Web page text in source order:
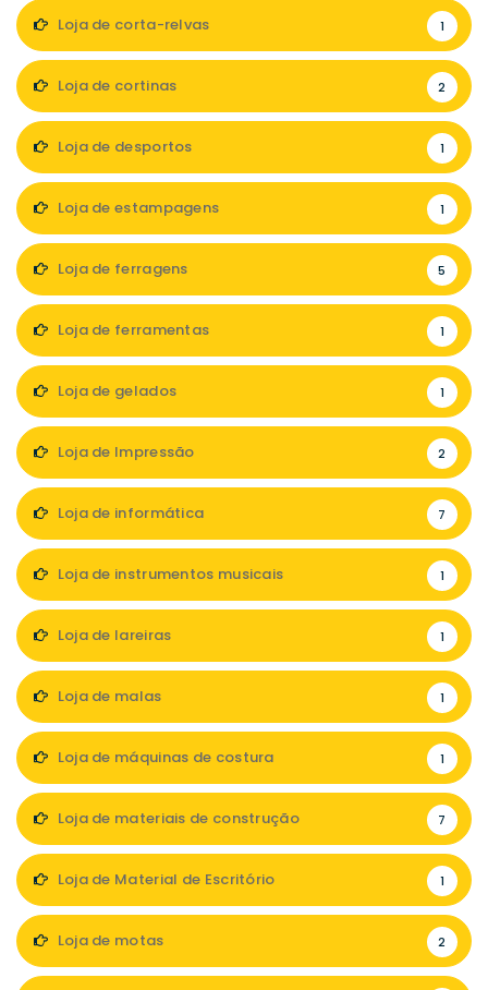
Loja de corta-relvas 1
Loja de cortinas 2
Loja de desportos 1
Loja de estampagens 1
Loja de ferragens 5
Loja de ferramentas 1
Loja de gelados 1
Loja de Impressão 2
Loja de informática 7
Loja de instrumentos musicais 1
Loja de lareiras 1
Loja de malas 1
Loja de máquinas de costura 1
Loja de materiais de construção 7
Loja de Material de Escritório 1
Loja de motas 2